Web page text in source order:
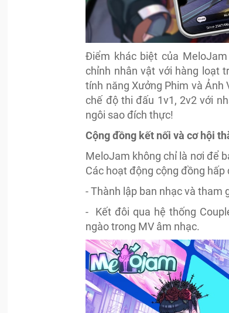
Điểm khác biệt của
chỉnh nhân vật với hàng loạt
tính năng Xưởng Phim và Ảnh
chế độ thi đấu 1v1, 2v2 với
ngôi sao đích thực!
Cộng đồng kết nối và cơ hội
MeloJam không chỉ là nơi để
Các hoạt động cộng đồng hấp
- Thành lập ban nhạc và tham
- Kết đôi qua hệ thống
ngào trong MV âm nhạc.